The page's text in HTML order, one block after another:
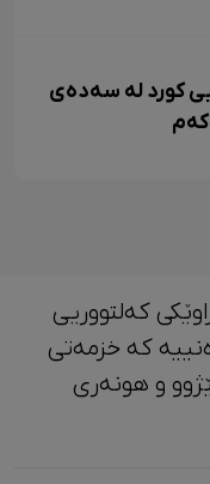
کورد لە سەدەی
کەلتووریی
کە خزمەتی
زمان، کەلتوور، مێژوو و ‎هونەری